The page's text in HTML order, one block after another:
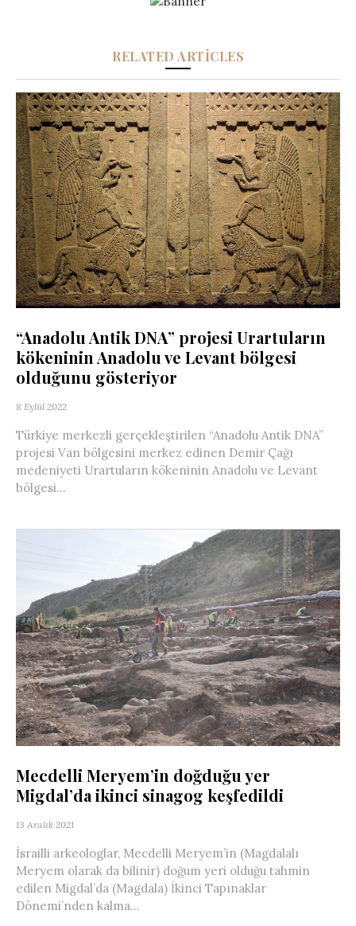
RELATED ARTICLES
“Anadolu Antik DNA” projesi Urartuların
kökeninin Anadolu ve Levant bölgesi
olduğunu gösteriyor
8 Eylül 2022
Türkiye merkezli gerçekleştirilen “Anadolu Antik DNA”
projesi Van bölgesini merkez edinen Demir Çağı
medeniyeti Urartuların kökeninin Anadolu ve Levant
bölgesi...
Mecdelli Meryem’in doğduğu yer
Migdal’da ikinci sinagog keşfedildi
13 Aralık 2021
İsrailli arkeologlar, Mecdelli Meryem’in (Magdalalı
Meryem olarak da bilinir) doğum yeri olduğu tahmin
edilen Migdal’da (Magdala) İkinci Tapınaklar
Dönemi’nden kalma...